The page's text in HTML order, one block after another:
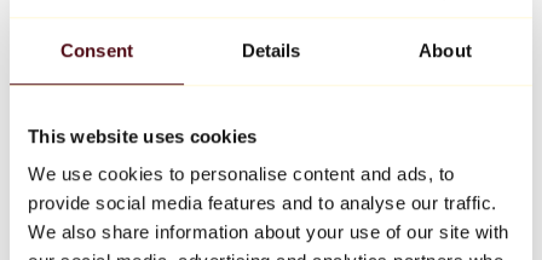
Consent Details About
This website uses cookies
We use cookies to personalise content and ads, to
provide social media features and to analyse our traffic.
We also share information about your use of our site with
Keith Haring
Tutti i designer
Opera della settimana